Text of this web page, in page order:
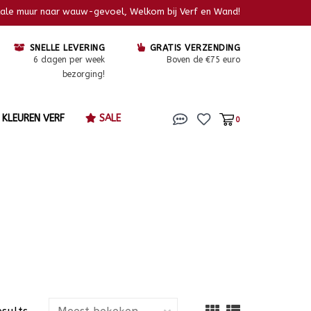
muur naar wauw-gevoel, Welkom bij Verf en Wand!
SNELLE LEVERING
6 dagen per week
bezorging!
GRATIS VERZENDING
Boven de €75 euro
KLEUREN VERF SALE 0